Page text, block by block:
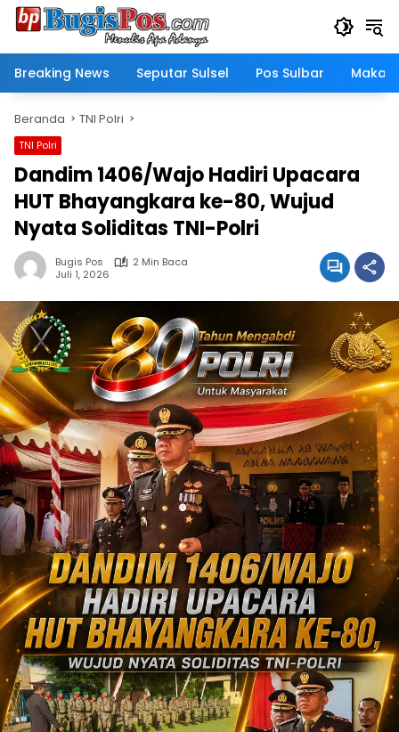
Langsung
Breaking News
Seputar Sulsel Pos Sulbar
Beranda TNI Polri
TNI Polri
Dandim 1406/Wajo Hadiri Upacara
HUT Bhayangkara ke-80, Wujud
Nyata Soliditas TNI-Polri
Bugis Pos
2 Min Baca
Juli 1, 2026